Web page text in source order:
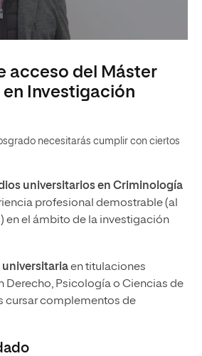
acceso del Máster
Investigación
necesitarás cumplir con ciertos
universitarios en Criminología
profesional demostrable (al
en el ámbito de la investigación
en titulaciones
Derecho, Psicología o Ciencias de
cursar complementos de